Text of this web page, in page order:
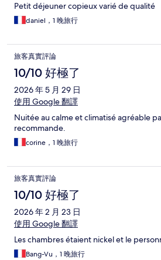
Petit déjeuner copieux varié de qualité
daniel，1 晚旅行
旅客真實評論
10/10 好極了
2026 年 5 月 29 日
使用 Google 翻譯
Nuitée au calme et climatisé agréable
recommande.
corine，1 晚旅行
旅客真實評論
10/10 好極了
2026 年 2 月 23 日
使用 Google 翻譯
Les chambres étaient nickel et le
Bang-Vu，1 晚旅行